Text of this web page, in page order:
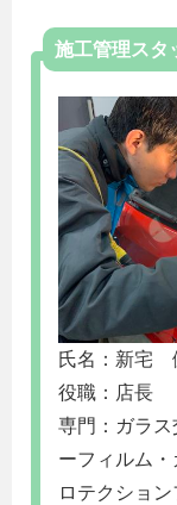
施工管理スタ
氏名：新宅
役職：店長
専門：ガラ
ーフィルム
ロテクション